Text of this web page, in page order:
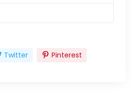
Twitter Pinterest